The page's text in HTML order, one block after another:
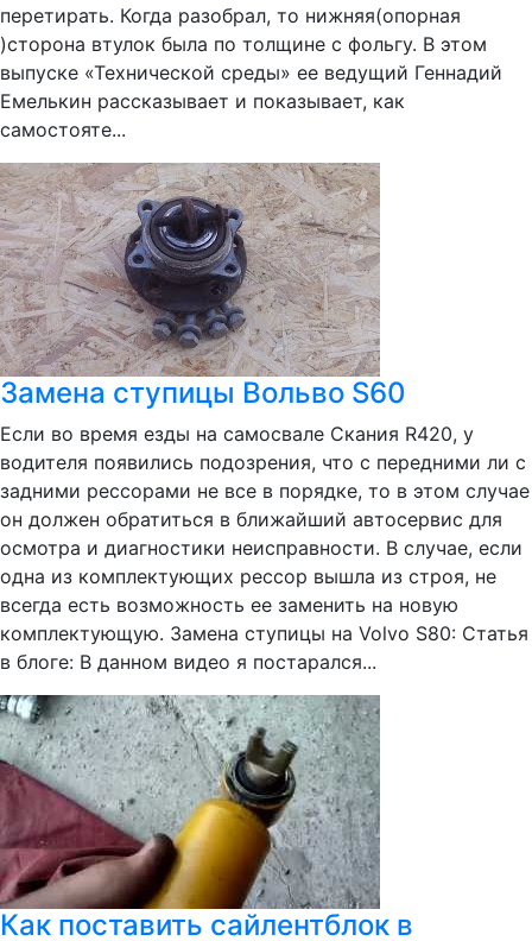
перетирать. Когда разобрал, то нижняя(опорная
)сторона втулок была по толщине с фольгу. В этом
выпуске «Технической среды» ее ведущий Геннадий
Емелькин рассказывает и показывает, как
самостояте...
Замена ступицы Вольво S60
Если во время езды на самосвале Скания R420, у
водителя появились подозрения, что с передними ли с
задними рессорами не все в порядке, то в этом случае
он должен обратиться в ближайший автосервис для
осмотра и диагностики неисправности. В случае, если
одна из комплектующих рессор вышла из строя, не
всегда есть возможность ее заменить на новую
комплектующую. Замена ступицы на Volvo S80: Статья
в блоге: В данном видео я постарался...
Как поставить сайлентблок в